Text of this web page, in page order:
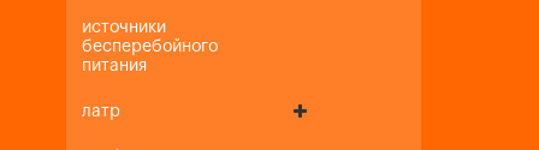
источники
бесперебойного
питания
латр